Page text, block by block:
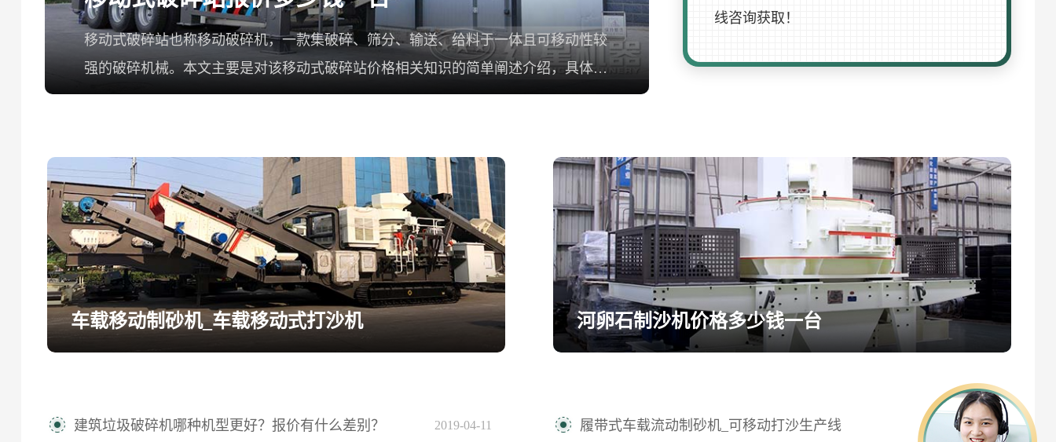
移动式破碎站也称移动破碎机，一款集破碎、筛分、输送、给料于一体且可移动性较
强的破碎机械。本文主要是对该移动式破碎站价格相关知识的简单阐述介绍，具体详
情如下：
线咨询获取！
车载移动制砂机_车载移动式打沙机 河卵石制沙机价格多少钱一台
2019-04-11
建筑垃圾破碎机哪种机型更好？报价有什么差别？ 2019-04-10
履带式车载流动制砂机_可移动打沙生产线